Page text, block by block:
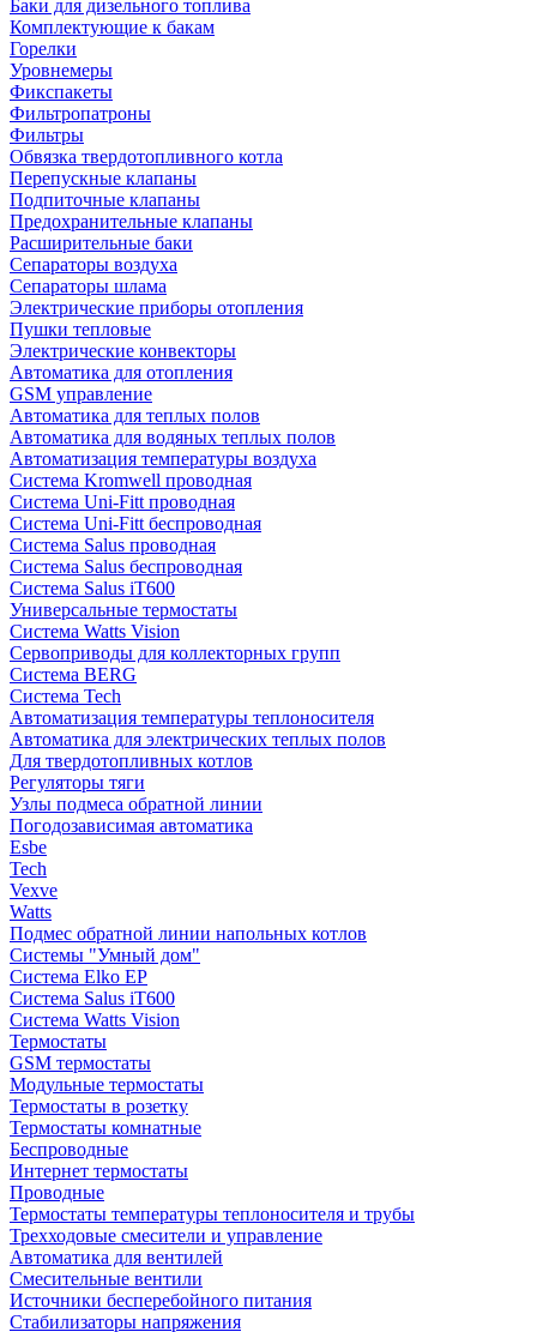
Баки для дизельного топлива
Комплектующие к бакам
Горелки
Уровнемеры
Фикспакеты
Фильтропатроны
Фильтры
Обвязка твердотопливного котла
Перепускные клапаны
Подпиточные клапаны
Предохранительные клапаны
Расширительные баки
Сепараторы воздуха
Сепараторы шлама
Электрические приборы отопления
Пушки тепловые
Электрические конвекторы
Автоматика для отопления
GSM управление
Автоматика для теплых полов
Автоматика для водяных теплых полов
Автоматизация температуры воздуха
Система Kromwell проводная
Система Uni-Fitt проводная
Система Uni-Fitt беспроводная
Система Salus проводная
Система Salus беспроводная
Система Salus iT600
Универсальные термостаты
Система Watts Vision
Сервоприводы для коллекторных групп
Система BERG
Система Tech
Автоматизация температуры теплоносителя
Автоматика для электрических теплых полов
Для твердотопливных котлов
Регуляторы тяги
Узлы подмеса обратной линии
Погодозависимая автоматика
Esbe
Tech
Vexve
Watts
Подмес обратной линии напольных котлов
Системы "Умный дом"
Система Elko EP
Система Salus iT600
Система Watts Vision
Термостаты
GSM термостаты
Модульные термостаты
Термостаты в розетку
Термостаты комнатные
Беспроводные
Интернет термостаты
Проводные
Термостаты температуры теплоносителя и трубы
Трехходовые смесители и управление
Автоматика для вентилей
Смесительные вентили
Источники бесперебойного питания
Стабилизаторы напряжения